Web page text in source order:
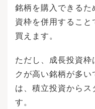
額がわかれば、計画を立て
きます。ライフプランを作
ントを考えた場合、大きな
出てくるでしょう。ライフ
額を把握しておけば、将来
リットです。ライフプラン
のが、人生の3大支出とも
す。マイホームの購入資金
金、自分や家族の老後資金
の中でも支出の大きな割合
銘柄を購入できるた
資枠を併用すること
買えます。
ただし、成長投資枠
クが高い銘柄が多
は、積立投資から
す。